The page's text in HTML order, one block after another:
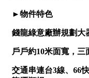
雲林縣
嘉義市
20~30 坪
40~50 坪